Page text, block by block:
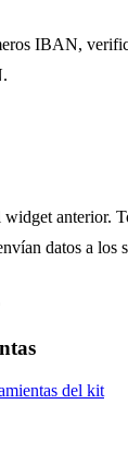
IBAN,
widget anterior.
datos a los
del kit